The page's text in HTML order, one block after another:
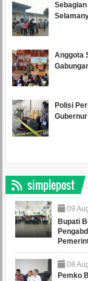
Anggota
Polisi
simplepost
09
Bupati
08
Pemko